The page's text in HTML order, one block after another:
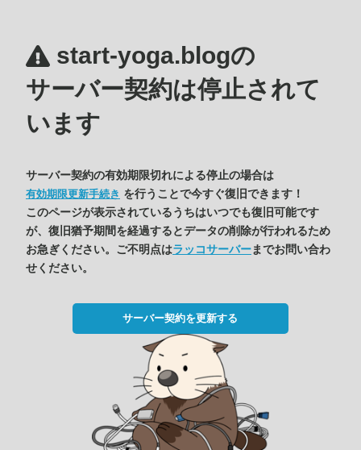
start-yoga.blogの
サーバー契約は停止されて
います
サーバー契約の有効期限切れによる停止の場合は
有効期限更新手続き を行うことで今すぐ復旧できます！
このページが表示されているうちはいつでも復旧可能です
が、復旧猶予期間を経過するとデータの削除が行われるため
お急ぎください。ご不明点はラッコサーバーまでお問い合わ
せください。
サーバー契約を更新する